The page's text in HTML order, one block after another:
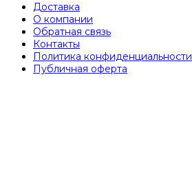
Доставка
О компании
Обратная связь
Контакты
Политика конфиденциальности
Публичная оферта